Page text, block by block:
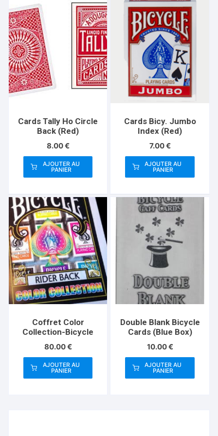
Cards Tally Ho Circle
Back (Red)
8.00€
AJOUTER AU
PANIER
Cards Bicy. Jumbo
Index (Red)
7.00€
AJOUTER AU
PANIER
Coffret Color
Collection-Bicycle
80.00€
AJOUTER AU
PANIER
Double Blank Bicycle
Cards (Blue Box)
10.00€
AJOUTER AU
PANIER